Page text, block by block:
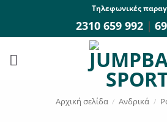
περιεχόμενο
Τηλεφωνικές
2310 659 992 |
Αρχική σελίδα / Ανδρικά /